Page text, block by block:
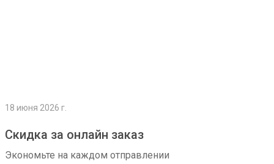
18 июня 2026 г.
Скидка за онлайн заказ
Экономьте на каждом отправлении